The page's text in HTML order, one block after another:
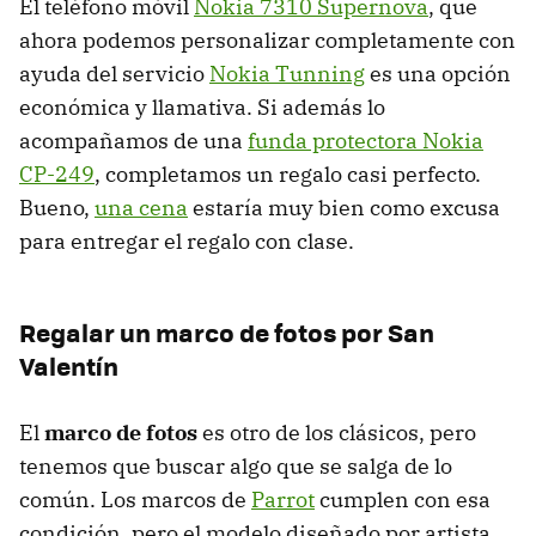
El teléfono móvil Nokia 7310 Supernova, que
ahora podemos personalizar completamente con
ayuda del servicio Nokia Tunninges una opción
económica y llamativa. Si además lo
acompañamos de una funda protectora Nokia
CP-249, completamos un regalo casi perfecto.
Bueno, una cena estaría muy bien como excusa
para entregar el regalo con clase.
Regalar un marco de fotos por San
Valentín
Elmarco de fotoses otro de los clásicos, pero
tenemos que buscar algo que se salga de lo
común. Los marcos de Parrotcumplen con esa